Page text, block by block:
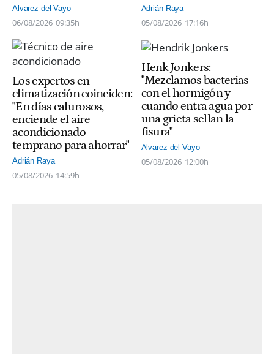
Alvarez del Vayo
06/08/2026 09:35h
Adrián Raya
05/08/2026 17:16h
Los expertos en
climatización coinciden:
"En días calurosos,
enciende el aire
acondicionado
temprano para ahorrar"
Adrián Raya
05/08/2026 14:59h
Henk Jonkers:
"Mezclamos bacterias
con el hormigón y
cuando entra agua por
una grieta sellan la
fisura"
Alvarez del Vayo
05/08/2026 12:00h